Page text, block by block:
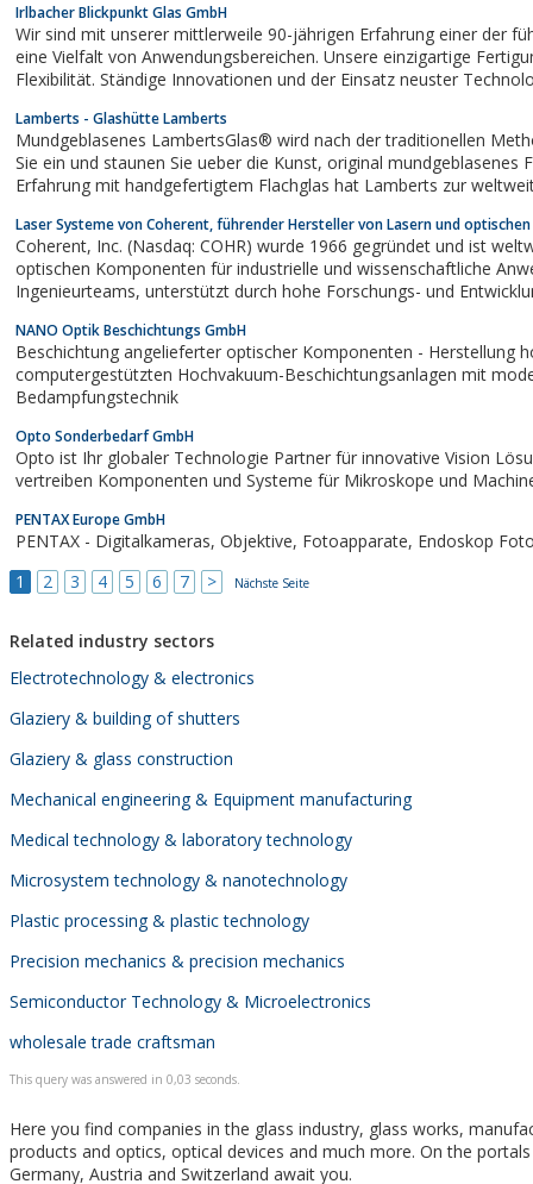
Irlbacher Blickpunkt Glas GmbH
Wir sind mit unserer mittlerweile 90-jährigen Erfahrung einer der
eine Vielfalt von Anwendungsbereichen. Unsere einzigartige
Flexibilität. Ständige Innovationen und der Einsatz neuster
Lamberts - Glashütte Lamberts
Mundgeblasenes LambertsGlas® wird nach der traditionellen
Sie ein und staunen Sie ueber die Kunst, original mundgeblasenes Fensterglas zu fertigen. Über 75 Jahre
Erfahrung mit handgefertigtem Flachglas hat Lamberts zur
Laser Systeme von Coherent, führender Hersteller von Lasern und
Coherent, Inc. (Nasdaq: COHR) wurde 1966 gegründet und ist weltweit führender Hersteller von Lasern und
optischen Komponenten für industrielle und wissenschaftliche
Ingenieurteams, unterstützt durch hohe Forschungs- und Entwicklungsbudgets und eine enge
NANO Optik Beschichtungs GmbH
Beschichtung angelieferter optischer Komponenten - Herstellung hochwertige Beläge durch
computergestützten Hochvakuum-Beschichtungsanlagen mit moderner,
Bedampfungstechnik
Opto Sonderbedarf GmbH
Opto ist Ihr globaler Technologie Partner für innovative Vision
vertreiben Komponenten und Systeme für Mikroskope und
PENTAX Europe GmbH
PENTAX - Digitalkameras, Objektive,
1
2 3 4 5 6 7 > Nächste Seite
Related industry sectors
Electrotechnology & electronics
Glaziery & building of shutters
Glaziery & glass construction
Mechanical engineering & Equipment manufacturing
Medical technology & laboratory technology
Microsystem technology & nanotechnology
Plastic processing & plastic technology
Precision mechanics & precision mechanics
Semiconductor Technology & Microelectronics
wholesale trade craftsman
This query was answered in 0,03 seconds.
Here you find companies in the glass industry, glass works,
products and optics, optical devices and much more. On the
Germany, Austria and Switzerland await you.